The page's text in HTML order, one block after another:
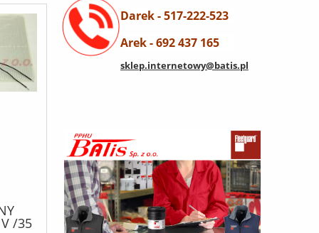
/35
Darek - 517-222-523
Arek - 692 437 165
sklep.internetowy@batis.pl